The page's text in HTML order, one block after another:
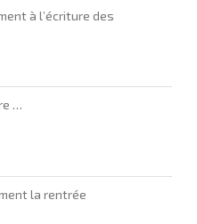
à l’écriture des
…
la rentrée